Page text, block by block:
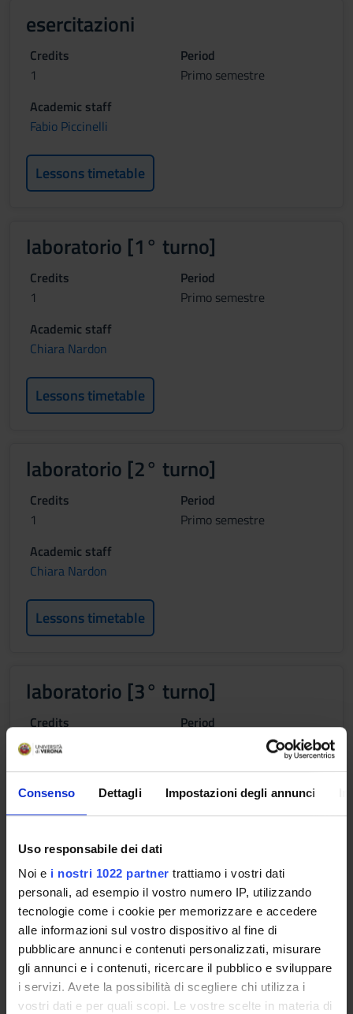
Consenso Dettagli Impostazioni degli annunci
Uso responsabile dei dati
Noi e i nostri 1022 partner trattiamo i vostri dati
personali, ad esempio il vostro numero IP, utilizzando
tecnologie come i cookie per memorizzare e accedere
alle informazioni sul vostro dispositivo al fine di
pubblicare annunci e contenuti personalizzati, misurare
gli annunci e i contenuti, ricercare il pubblico e sviluppare
i servizi. Avete la possibilità di scegliere chi utilizza i
vostri dati e per quali scopi. Le vostre scelte in materia di
esercitazioni
Credits
1
Period
Primo semestre
Academic staff
Fabio Piccinelli
Lessons timetable
laboratorio [1° turno]
Credits
1
Period
Primo semestre
Academic staff
Chiara Nardon
Lessons timetable
laboratorio [2° turno]
Credits
1
Period
Primo semestre
Academic staff
Chiara Nardon
Lessons timetable
laboratorio [3° turno]
Credits
1
Period
Academic staff
Chiara Nardon
Lessons timetable
laboratorio [4° turno]
Credits
1
Period
Primo semestre
Academic staff